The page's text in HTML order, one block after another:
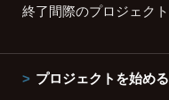
終了間際のプロジェクト
プロジェクトを始める